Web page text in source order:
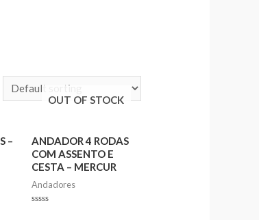
–
OUT OF STOCK
ANDADOR 4 RODAS
COM ASSENTO E
CESTA – MERCUR
Andadores